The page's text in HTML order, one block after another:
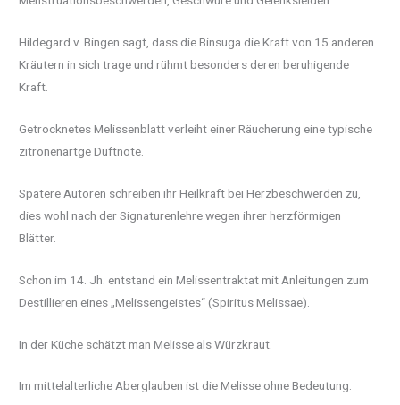
Hildegard v. Bingen sagt, dass die Binsuga die Kraft von 15 anderen
Kräutern in sich trage und rühmt besonders deren beruhigende
Kraft.
Getrocknetes Melissenblatt verleiht einer Räucherung eine typische
zitronenartge Duftnote.
Spätere Autoren schreiben ihr Heilkraft bei Herzbeschwerden zu,
dies wohl nach der Signaturenlehre wegen ihrer herzförmigen
Blätter.
Schon im 14. Jh. entstand ein Melissentraktat mit Anleitungen zum
Destillieren eines „Melissengeistes“ (Spiritus Melissae).
In der Küche schätzt man Melisse als Würzkraut.
Im mittelalterliche Aberglauben ist die Melisse ohne Bedeutung.